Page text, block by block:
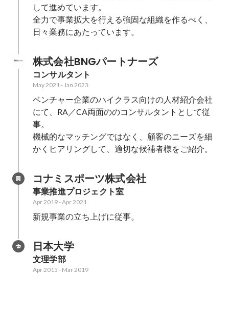
して進めています。
全力で事業拡大を行える強固な組織を作るべく、
日々業務にあたっています。
株式会社BNGパートナーズ
コンサルタント
May 2021-Jan 2023
ベンチャー企業のハイクラス向けの人材紹介会社
にて、RA／CA両面ののコンサルタントとして従
事。
機械的なマッチングではなく、顧客のニーズを細
かくヒアリングして、適切な候補者様をご紹介。
コナミスポーツ株式会社
事業推進プロジェクト室
Apr 2019-Apr 2021
新規事業の立ち上げに従事。
日本大学
文理学部
Apr 2015 - Mar 2019